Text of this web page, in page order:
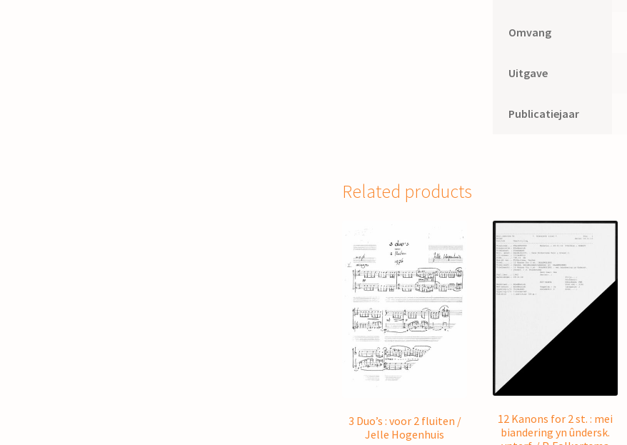
Omvang
Uitgave
Publicatiejaar
Related products
3 Duo’s : voor 2 fluiten /
Jelle Hogenhuis
12 Kanons for 2 st. : mei
biandering yn ûndersk.